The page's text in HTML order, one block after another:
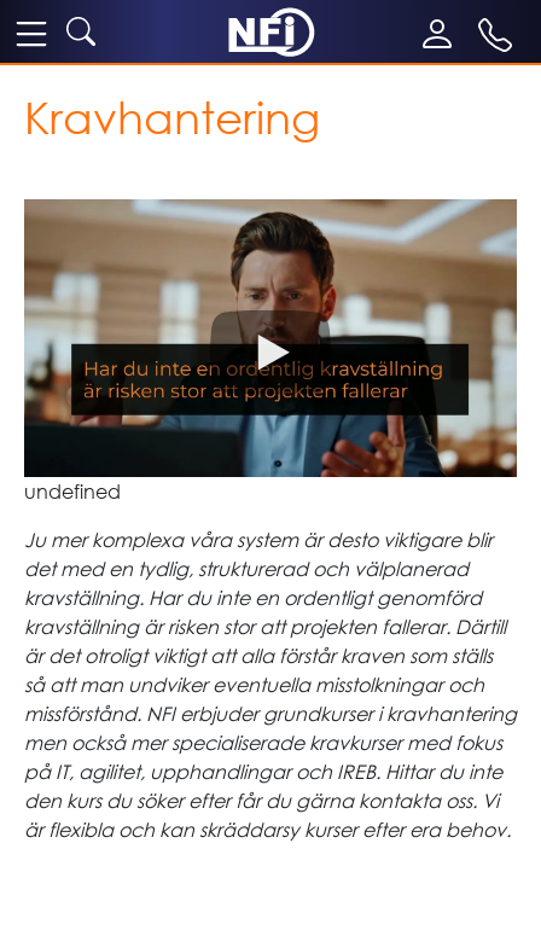
Kravhantering
undefined
Ju mer komplexa våra system är desto viktigare blir
det med en tydlig, strukturerad och välplanerad
kravställning. Har du inte en ordentligt genomförd
kravställning är risken stor att projekten fallerar. Därtill
är det otroligt viktigt att alla förstår kraven som ställs
så att man undviker eventuella misstolkningar och
missförstånd. NFI erbjuder grundkurser i kravhantering
men också mer specialiserade kravkurser med fokus
på IT, agilitet, upphandlingar och IREB. Hittar du inte
den kurs du söker efter får du gärna kontakta oss. Vi
är flexibla och kan skräddarsy kurser efter era behov.